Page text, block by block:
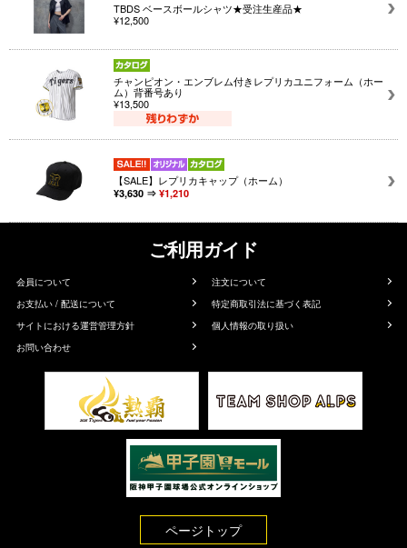
TBDS ベースボールシャツ★受注生産品★
¥12,500
チャンピオン・エンブレム付きレプリカユニフォーム（ホー
ム）背番号あり
¥13,500
【SALE】レプリカキャップ（ホーム）
¥3,630 ⇒ ¥1,210
ご利用ガイド
会員について
注文について
お支払い / 配送について
特定商取引法に基づく表記
サイトにおける運営管理方針
個人情報の取り扱い
お問い合わせ
ページトップ